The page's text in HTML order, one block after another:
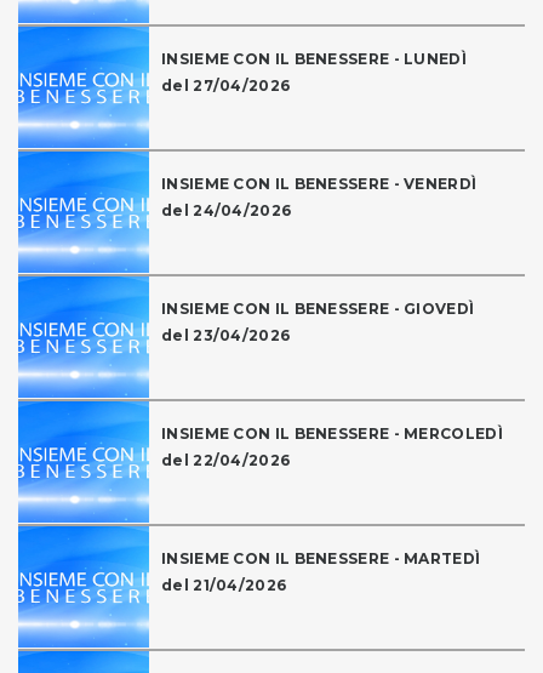
INSIEME CON IL BENESSERE - LUNEDÌ
del 27/04/2026
INSIEME CON IL BENESSERE - VENERDÌ
del 24/04/2026
INSIEME CON IL BENESSERE - GIOVEDÌ
del 23/04/2026
INSIEME CON IL BENESSERE - MERCOLEDÌ
del 22/04/2026
INSIEME CON IL BENESSERE - MARTEDÌ
del 21/04/2026